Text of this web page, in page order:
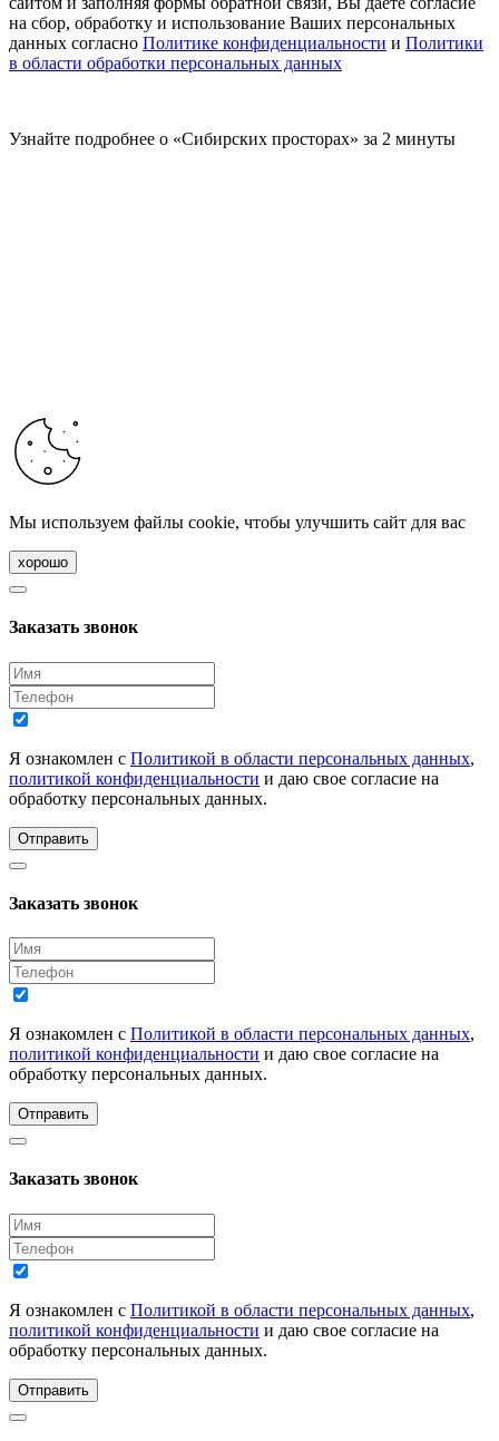
на сбор, обработку и использование Ваших персональных
данных согласно Политике конфиденциальности и Политики
в области обработки персональных данных
Узнайте подробнее о «Сибирских просторах» за 2 минуты
Мы используем файлы cookie, чтобы улучшить сайт для вас
хорошо
Заказать звонок
Я ознакомлен с Политикой в области персональных данных,
политикой конфиденциальности и даю свое согласие на
обработку персональных данных.
Отправить
Заказать звонок
Я ознакомлен с Политикой в области персональных данных,
политикой конфиденциальности и даю свое согласие на
обработку персональных данных.
Отправить
Заказать звонок
Я ознакомлен с Политикой в области персональных данных,
политикой конфиденциальности и даю свое согласие на
обработку персональных данных.
Отправить